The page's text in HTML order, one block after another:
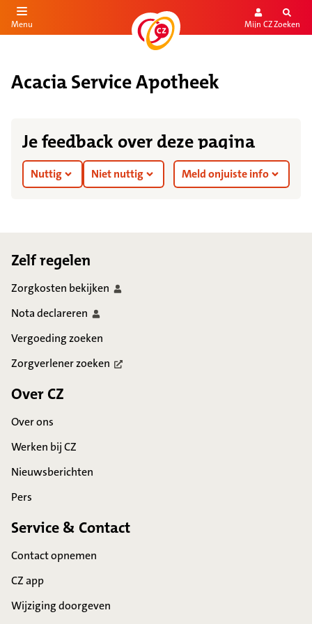
de inhoud
Menu Mijn CZZoeken
Acacia Service Apotheek
Je feedback over deze pagina
Nuttig Niet nuttig Meld onjuiste info
Zelf regelen
Zorgkosten bekijken
Notadeclareren
Vergoeding zoeken
Zorgverlenerzoeken
Over CZ
Over ons
Werken bij CZ
Nieuwsberichten
Pers
Service & Contact
Contact opnemen
CZ app
Wijziging doorgeven